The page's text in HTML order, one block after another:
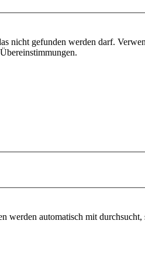
nicht gefunden werden darf.
werden automatisch mit